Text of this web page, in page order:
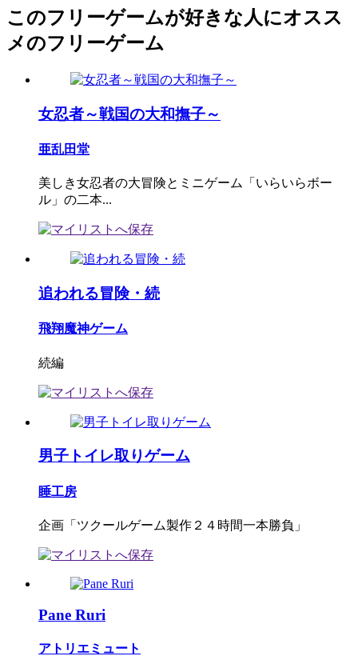
このフリーゲームが好きな人にオスス
メのフリーゲーム
女忍者～戦国の大和撫子～
亜乱田堂
美しき女忍者の大冒険とミニゲーム「いらいらボー
ル」の二本...
追われる冒険・続
飛翔魔神ゲーム
続編
男子トイレ取りゲーム
睡工房
企画「ツクールゲーム製作２４時間一本勝負」
Pane Ruri
アトリエミュート